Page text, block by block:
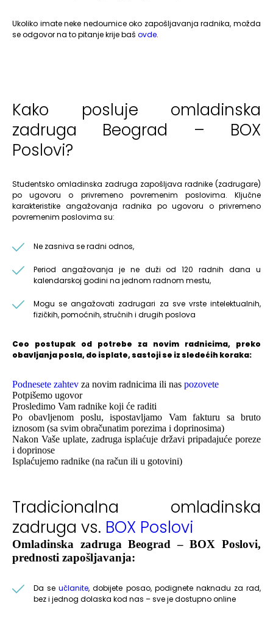
Ukoliko imate neke nedoumice oko zapošljavanja radnika, možda
se odgovor na to pitanje krije baš ovde.
Kako posluje omladinska
zadruga Beograd – BOX
Poslovi?
Studentsko omladinska zadruga zapošljava radnike (zadrugare)
po ugovoru o privremeno povremenim poslovima. Ključne
karakteristike angažovanja radnika po ugovoru o privremeno
povremenim poslovima su:
Ne zasniva se radni odnos,
Period angažovanja je ne duži od 120 radnih dana u
kalendarskoj godini na jednom radnom mestu,
Mogu se angažovati zadrugari za sve vrste intelektualnih,
fizičkih, pomoćnih, stručnih i drugih poslova
Ceo postupak od potrebe za novim radnicima, preko
obavljanja posla, do isplate, sastoji se iz sledećih koraka:
Podnesete zahtev za novim radnicima ili nas pozovete
Potpišemo ugovor
Prosledimo Vam radnike koji će raditi
Po obavljenom poslu, ispostavljamo Vam fakturu sa bruto
iznosom (sa svim obračunatim porezima i doprinosima)
Nakon Vaše uplate, zadruga isplaćuje državi pripadajuće poreze
i doprinose
Isplaćujemo radnike (na račun ili u gotovini)
Tradicionalna omladinska
zadruga vs. BOX Poslovi
Omladinska zadruga Beograd – BOX Poslovi,
prednosti zapošljavanja:
Da seučlanite, dobijete posao, podignete naknadu za rad,
bez i jednog dolaska kod nas – sve je dostupno online